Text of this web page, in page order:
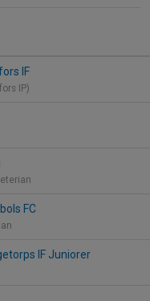
IF
IP)
FC
IF Juniorer